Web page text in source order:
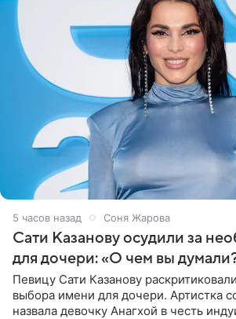
5 часов назад Соня Жарова
Сати Казанову осудили за
для дочери: «О чем вы
Певицу Сати Казанову
выбора имени для дочери. Артистка
назвала девочку Анагхой в честь